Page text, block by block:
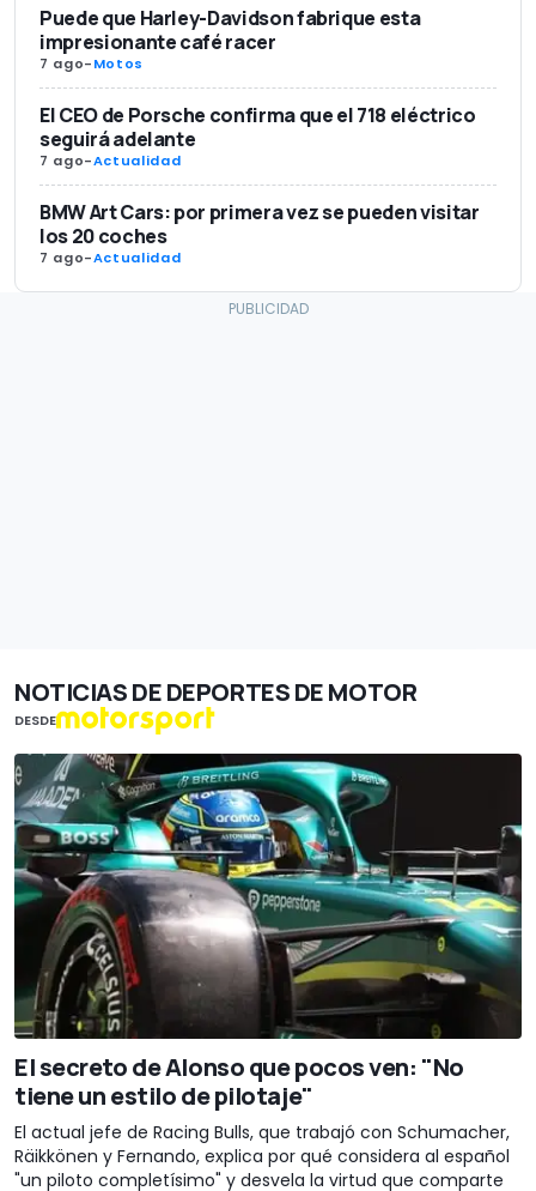
Puede que Harley-Davidson fabrique esta
impresionante café racer
7 ago-Motos
El CEO de Porsche confirma que el 718 eléctrico
seguirá adelante
7 ago-Actualidad
BMW Art Cars: por primera vez se pueden visitar
los 20 coches
7 ago-Actualidad
NOTICIAS DE DEPORTES DE MOTOR
DESDE
El secreto de Alonso que pocos ven: "No
tiene un estilo de pilotaje"
El actual jefe de Racing Bulls, que trabajó con Schumacher,
Räikkönen y Fernando, explica por qué considera al español
"un piloto completísimo" y desvela la virtud que comparte